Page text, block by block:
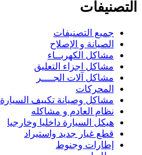
التصنيفات
جميع التصنيفات
الصيانة و الإصلاح
مشاكل الكهربــاء
مشاكل اجزاء التعليق
مشاكل آلات الجــــر
المحركات
مشاكل وصيانة تكييف السيارة
نظام العادم و مشاكله
هيكل السيارة داخليا وخارجيا
قطع غيار جديد واستيراد
إطارات وجنوط